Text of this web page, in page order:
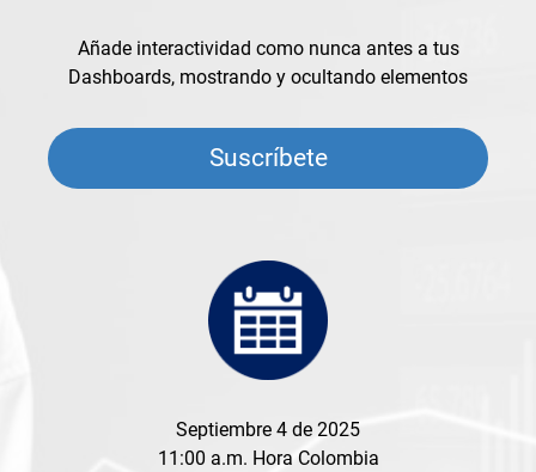
Añade interactividad como nunca antes a tus
Dashboards, mostrando y ocultando elementos
Suscríbete
Septiembre 4 de 2025
11:00 a.m. Hora Colombia